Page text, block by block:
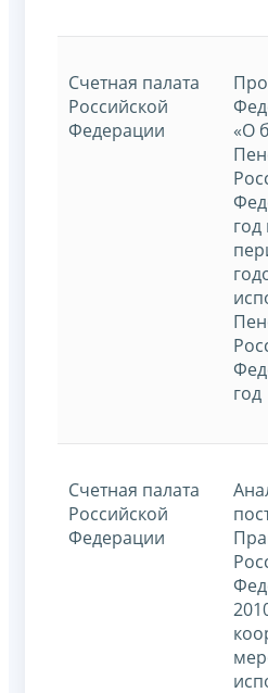
Счетная палата
Российской
Федерации
«О
год
Счетная палата
Российской
Федерации